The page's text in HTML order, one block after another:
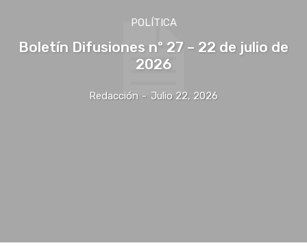
POLÍTICA
Boletín Difusiones nº 27 – 22 de julio de
2026
Redacción - Julio 22, 2026